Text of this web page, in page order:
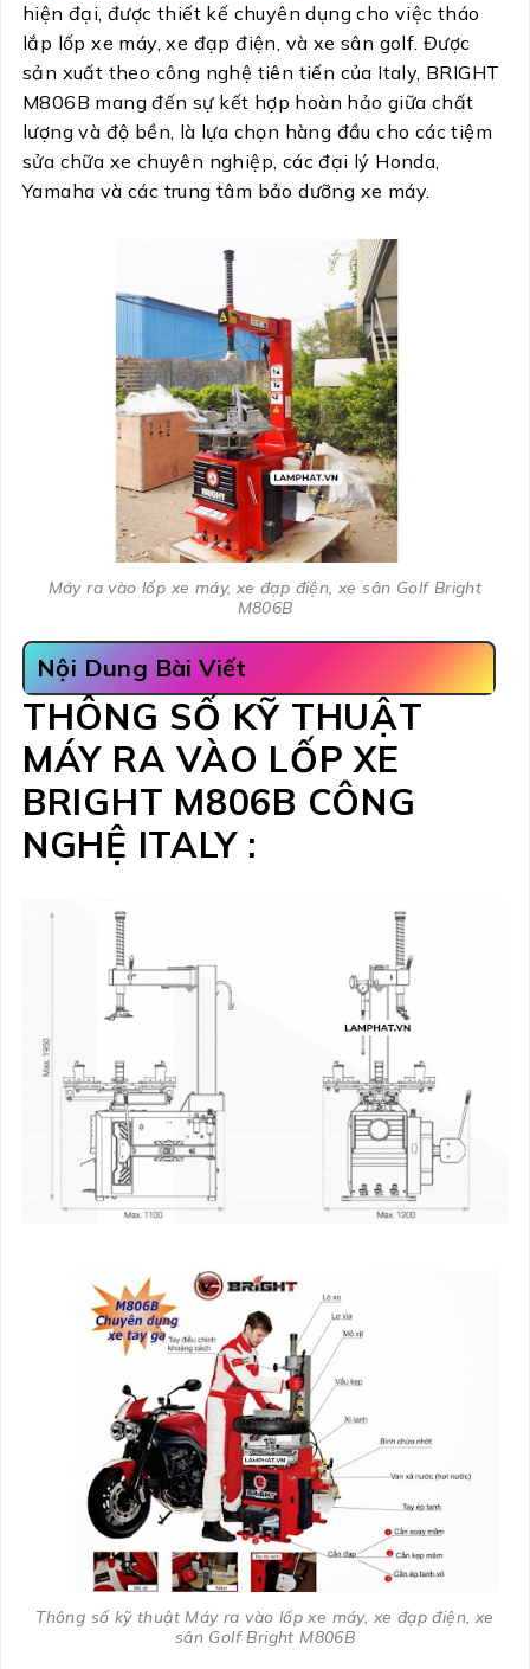
hiện đại, được thiết kế chuyên dụng cho việc tháo
lắp lốp xe máy, xe đạp điện, và xe sân golf. Được
sản xuất theo công nghệ tiên tiến của Italy, BRIGHT
M806B mang đến sự kết hợp hoàn hảo giữa chất
lượng và độ bền, là lựa chọn hàng đầu cho các tiệm
sửa chữa xe chuyên nghiệp, các đại lý Honda,
Yamaha và các trung tâm bảo dưỡng xe máy.
Máy ra vào lốp xe máy, xe đạp điện, xe sân Golf Bright
M806B
Nội Dung Bài Viết
THÔNG SỐ KỸ THUẬT
MÁY RA VÀO LỐP XE
BRIGHT M806B CÔNG
NGHỆ ITALY :
Thông số kỹ thuật Máy ra vào lốp xe máy, xe đạp điện, xe
sân Golf Bright M806B